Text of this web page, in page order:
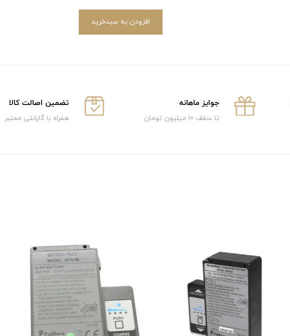
افزودن به سبدخرید
جوایز ماهانه
تا سقف 10 میلیون تومان
تضمین اصالت کالا
همراه با گارانتی معتبر
4٪ تخفیف